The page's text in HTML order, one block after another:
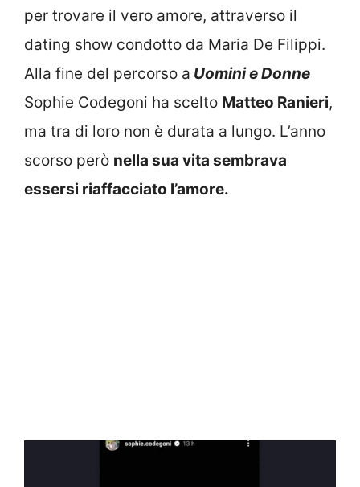
per trovare il vero amore, attraverso il
dating show condotto da Maria De Filippi.
Alla fine del percorso a Uomini e Donne
Sophie Codegoni ha scelto Matteo Ranieri,
ma tra di loro non è durata a lungo. L’anno
scorso però nella sua vita sembrava
essersi riaffacciato l’amore.